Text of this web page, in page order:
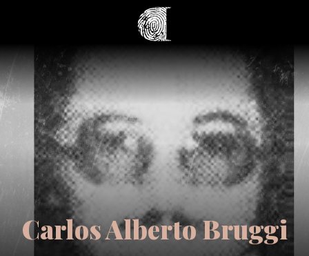
Carlos Alberto Bruggi